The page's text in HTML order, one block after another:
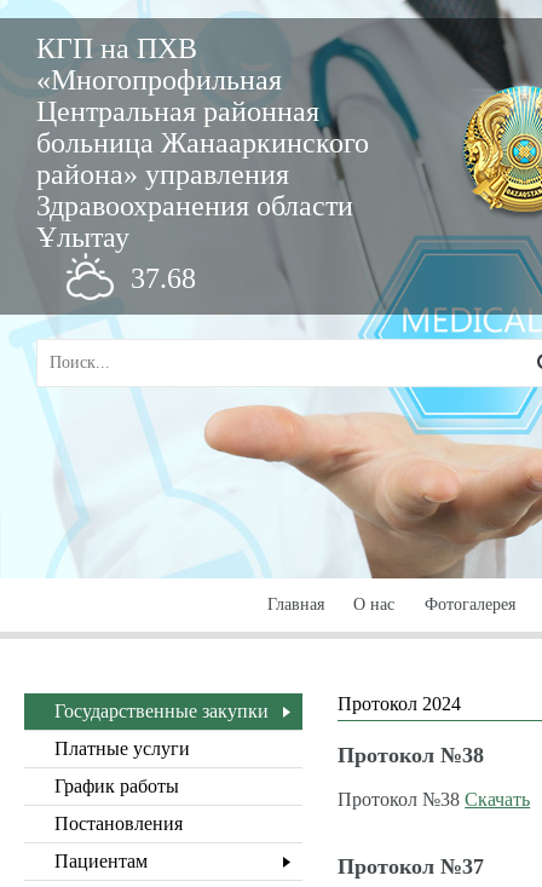
КГП на ПХВ
«Многопрофильная
Центральная районная
больница Жанааркинского
района» управления
Здравоохранения области
Ұлытау
37.68
Главная О нас Фотогалерея
Государственные закупки
Платные услуги
График работы
Постановления
Пациентам
Протокол 2024
Протокол №38
Протокол №38Скачать
Протокол №37